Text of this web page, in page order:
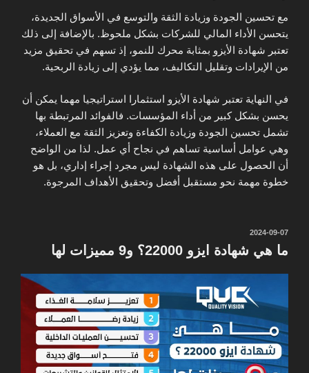
مع تحسين الجودة وزيادة الثقة والتوسع في الأسواق الجديدة،
يتحسن الأداء المالي للشركات بشكل ملحوظ. بالإضافة إلى ذلك
تعتبر شهادة الأيزو بمثابة محرك للنمو، إذ تسهم في تحقيق مزيد
من الإيرادات وتقليل التكاليف، مما يؤدي إلى زيادة الربحية.
في النهاية تعتبر شهادة الأيزو استثمارا استراتيجيا مهما يمكن أن
يحسن بشكل كبير من أداء المؤسسات. فالفوائد المرتبطة بها
تشمل تحسين الجودة وزيادة الكفاءة وتعزيز الثقة مع العملاء،
وهي عوامل أساسية تساهم في نجاح أي عمل. لذا من الواضح
أن الحصول على هذه الشهادة ليس مجرد إجراء إداري، بل هو
خطوة مهمة نحو مستقبل أفضل وتحقيق الأهداف المرجوة.
نُشر
في
2024-09-07
ما هي شهادة ايزو 22000؟ و9 مميزات لها